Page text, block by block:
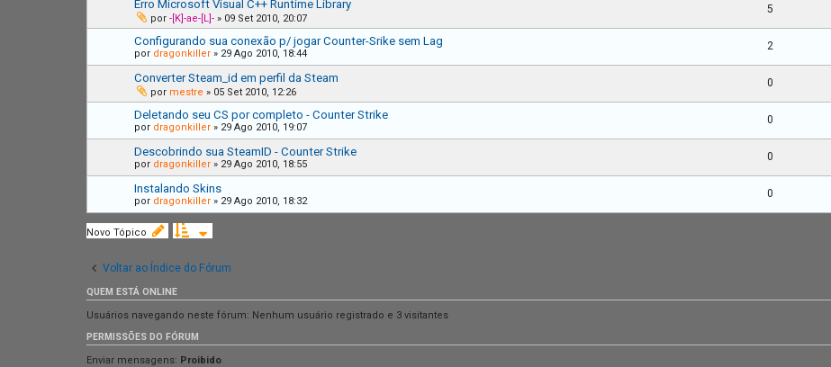
Erro Microsoft Visual C++ Runtime Library
por -[K]-ae-[L]- » 09 Set 2010, 20:07
5
Configurando sua conexão p/ jogar Counter-Srike sem Lag
por dragonkiller » 29 Ago 2010, 18:44
2
Converter Steam_id em perfil da Steam
por mestre » 05 Set 2010, 12:26
0
Deletando seu CS por completo - Counter Strike
por dragonkiller » 29 Ago 2010, 19:07
0
Descobrindo sua SteamID - Counter Strike
por dragonkiller » 29 Ago 2010, 18:55
0
Instalando Skins
por dragonkiller » 29 Ago 2010, 18:32
0
Novo Tópico
Voltar ao Índice do Fórum
QUEM ESTÁ ONLINE
Usuários navegando neste fórum: Nenhum usuário registrado e 3 visitantes
PERMISSÕES DO FÓRUM
Enviar mensagens: Proibido